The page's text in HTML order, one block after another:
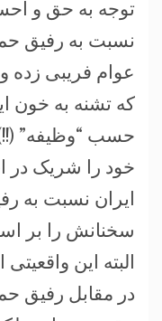
توجه به حق و
نسبت به رفیق
عوام فریبی زده
که تشنه به خون
حسب “وظیفه”
خود را شریک در
ایران نسبت به
سخنانش را بر
البته این
در مقابل رفیق